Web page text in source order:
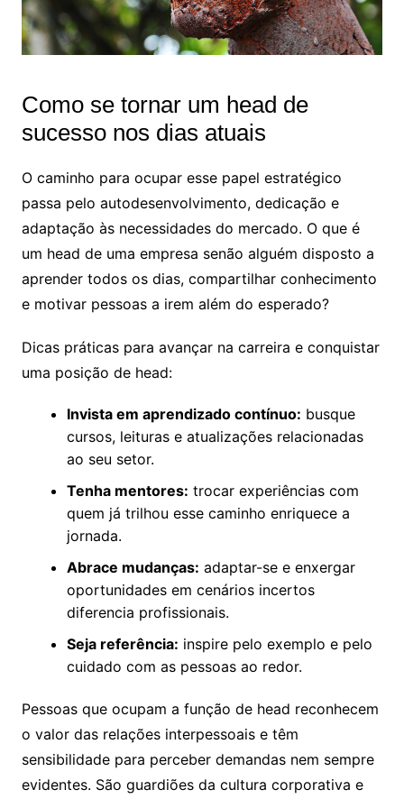
Como se tornar um head de
sucesso nos dias atuais
O caminho para ocupar esse papel estratégico
passa pelo autodesenvolvimento, dedicação e
adaptação às necessidades do mercado. O que é
um head de uma empresa senão alguém disposto a
aprender todos os dias, compartilhar conhecimento
e motivar pessoas a irem além do esperado?
Dicas práticas para avançar na carreira e conquistar
uma posição de head:
Invista em aprendizado contínuo: busque
cursos, leituras e atualizações relacionadas
ao seu setor.
Tenha mentores: trocar experiências com
quem já trilhou esse caminho enriquece a
jornada.
Abrace mudanças: adaptar-se e enxergar
oportunidades em cenários incertos
diferencia profissionais.
Seja referência: inspire pelo exemplo e pelo
cuidado com as pessoas ao redor.
Pessoas que ocupam a função de head reconhecem
o valor das relações interpessoais e têm
sensibilidade para perceber demandas nem sempre
evidentes. São guardiões da cultura corporativa e